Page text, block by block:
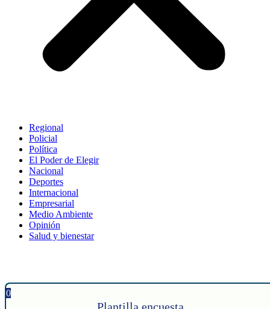
Regional
Policial
Política
El Poder de Elegir
Nacional
Deportes
Internacional
Empresarial
Medio Ambiente
Opinión
Salud y bienestar
0